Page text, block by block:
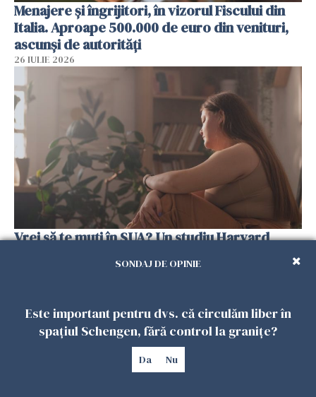
Menajere și îngrijitori, în vizorul Fiscului din
Italia. Aproape 500.000 de euro din venituri,
ascunși de autorități
26 IULIE 2026
Vrei să te muți în SUA? Un studiu Harvard
SONDAJ DE OPINIE
Este important pentru dvs. că circulăm liber în
spațiul Schengen, fără control la granițe?
Da Nu